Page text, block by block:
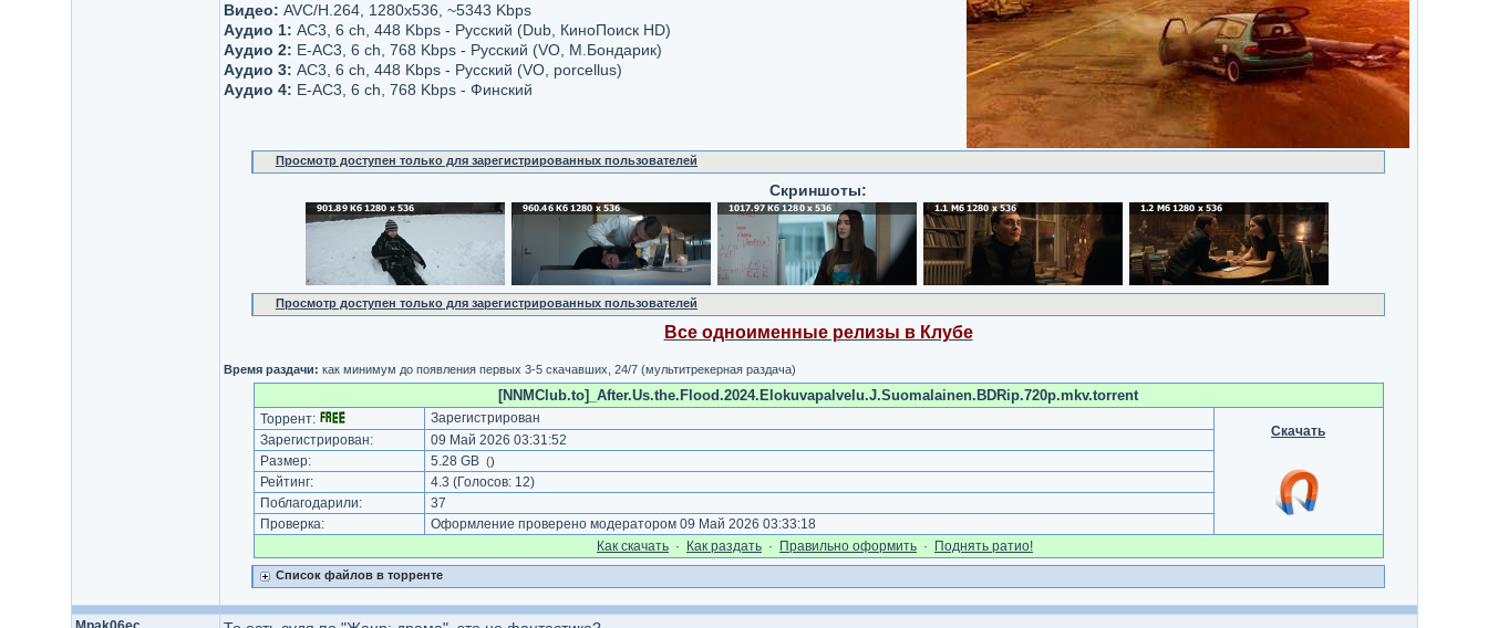
Видео: AVC/H.264, 1280x536, ~5343 Kbps
Аудио 1: AC3, 6 ch, 448 Kbps - Русский (Dub, КиноПоиск HD)
Аудио 2: E-AC3, 6 ch, 768 Kbps - Русский (VO, М.Бондарик)
Аудио 3: AC3, 6 ch, 448 Kbps - Русский (VO, porcellus)
Аудио 4: Е-AC3, 6 ch, 768 Kbps - Финский
Просмотр доступен только для зарегистрированных пользователей
Скриншоты:
Просмотр доступен только для зарегистрированных пользователей
Все одноименные релизы в Клубе
Время раздачи: как минимум до появления первых 3-5 скачавших, 24/7 (мультитрекерная раздача)
[NNMClub.to]_After.Us.the.Flood.2024.Elokuvapalvelu.J.Suomalainen.BDRip.720p.mkv.torrent
Торрент:
Зарегистрирован
Скачать
Зарегистрирован:
09 Май 2026 03:31:52
Размер:
5.28 GB ()
Рейтинг: 4.3 (Голосов: 12)
Поблагодарили:
37
Проверка:
Оформление проверено модератором 09 Май 2026 03:33:18
Как cкачать · Как раздать · Правильно оформить · Поднять ратио!
Список файлов в торренте